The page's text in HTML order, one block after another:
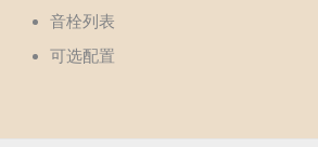
音栓列表
可选配置